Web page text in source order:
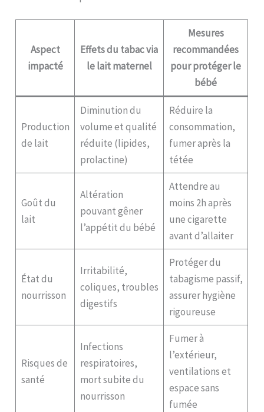
Aspect
impacté
Effets du tabac via
le lait maternel
Mesures
recommandées
pour protéger le
bébé
Production
de lait
Diminution du
volume et qualité
réduite (lipides,
prolactine)
Réduire la
consommation,
fumer après la
tétée
Goût du
lait
Altération
pouvant gêner
l’appétit du bébé
Attendre au
moins 2h après
une cigarette
avant d’allaiter
État du
nourrisson
Irritabilité,
coliques, troubles
digestifs
Protéger du
tabagisme passif,
assurer hygiène
rigoureuse
Risques de
santé
Infections
respiratoires,
mort subite du
nourrisson
Fumer à
l’extérieur,
ventilations et
espace sans
fumée